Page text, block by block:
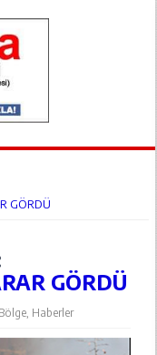
GÖRDÜ
GÖRDÜ
Bölge, Haberler